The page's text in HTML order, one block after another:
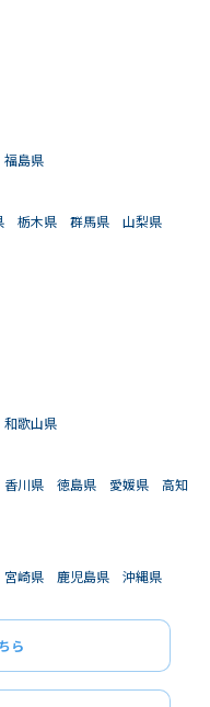
福島県
栃木県 群馬県
山梨県
和歌山県
香川県 徳島県 愛媛県
高知
宮崎県 鹿児島県 沖縄県
ら